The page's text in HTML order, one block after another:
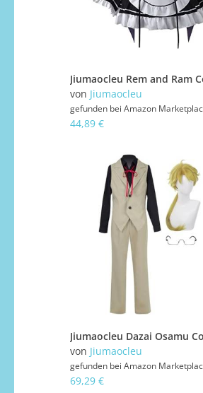
von Jiumaocleu
gefunden bei Amazon
44,89 €
von Jiumaocleu
gefunden bei Amazon
69,29 €